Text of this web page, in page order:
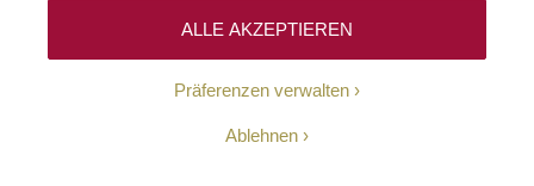
Präferenzen verwalten
Ablehnen
ALLE AKZEPTIEREN
10-Euro-Willkommens-